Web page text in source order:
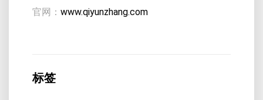
官网： www.qiyunzhang.com
标签